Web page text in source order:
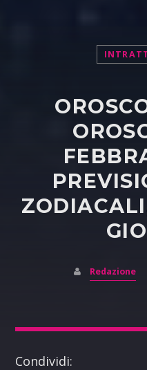
Redazione
Condividi: